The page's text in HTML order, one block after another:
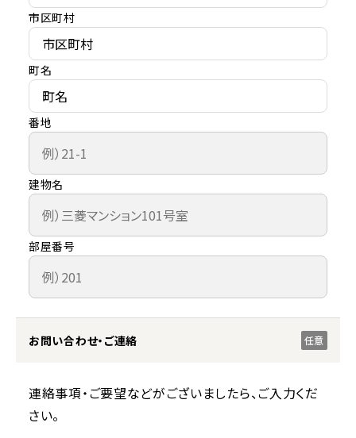
市区町村
町名
番地
建物名
部屋番号
お問い合わせ・ご連絡 任意
連絡事項・ご要望などがございましたら、ご入力くだ
さい。